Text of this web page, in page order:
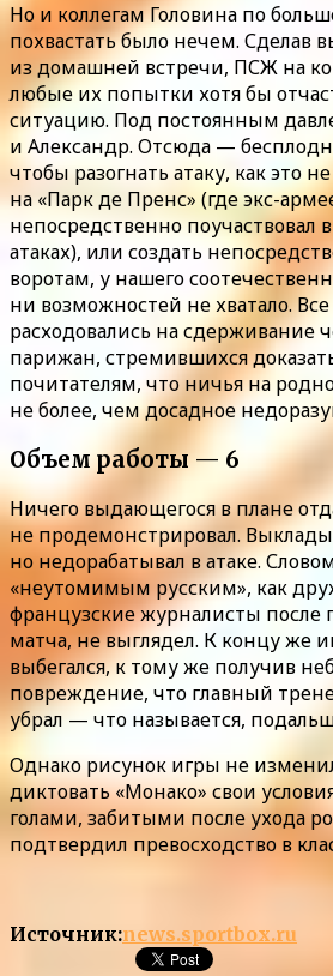
Но и коллегам Головина по
похвастать было нечем. Сделав
из домашней встречи, ПСЖ на
любые их попытки хотя бы
ситуацию. Под постоянным
и Александр. Отсюда —
чтобы разогнать атаку, как это
на «Парк де Пренс» (где экс-
непосредственно поучаствовал
атаках), или создать
воротам, у нашего
ни возможностей не хватало. Все
расходовались на сдерживание
парижан, стремившихся
почитателям, что ничья на
не более, чем досадное
Объем работы — 6
Ничего выдающегося в плане
не продемонстрировал.
но недорабатывал в атаке.
«неутомимым русским», как
французские журналисты
матча, не выглядел. К концу же
выбегался, к тому же получив
повреждение, что главный
убрал — что называется,
Однако рисунок игры не
диктовать «Монако» свои
голами, забитыми после ухода
подтвердил превосходство в
Источник:news.sportbox.ru